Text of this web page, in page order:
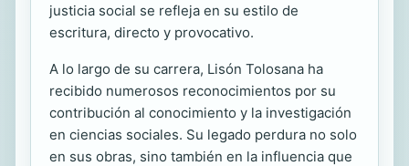
justicia social se refleja en su estilo de
escritura, directo y provocativo.
A lo largo de su carrera, Lisón Tolosana ha
recibido numerosos reconocimientos por su
contribución al conocimiento y la investigación
en ciencias sociales. Su legado perdura no solo
en sus obras, sino también en la influencia que